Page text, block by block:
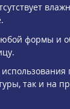
формы и
так и на